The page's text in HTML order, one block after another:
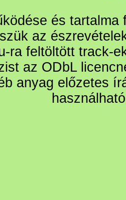
és
az
ra feltöltött track-
az ODbL
anyag előzetes